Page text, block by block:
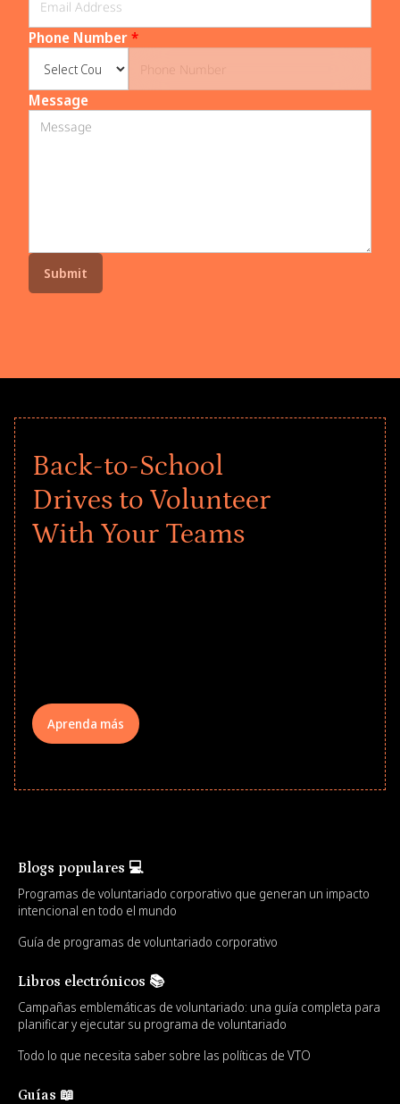
Phone Number*
Message
Back-to-School
Drives to Volunteer
With Your Teams
Aprenda más
Blogs populares 💻
Programas de voluntariado corporativo que generan un impacto
intencional en todo el mundo
Guía de programas de voluntariado corporativo
Libros electrónicos 📚
Campañas emblemáticas de voluntariado: una guía completa para
planificar y ejecutar su programa de voluntariado
Todo lo que necesita saber sobre las políticas de VTO
Guías 📖